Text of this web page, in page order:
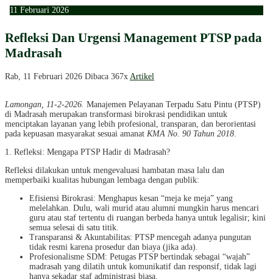
11 Februari 2026
Refleksi Dan Urgensi Management PTSP pada
Madrasah
Rab, 11 Februari 2026 Dibaca 367x Artikel
Lamongan, 11-2-2026. Manajemen Pelayanan Terpadu Satu Pintu (PTSP)
di Madrasah merupakan transformasi birokrasi pendidikan untuk
menciptakan layanan yang lebih profesional, transparan, dan berorientasi
pada kepuasan masyarakat sesuai amanat KMA No. 90 Tahun 2018
1. Refleksi: Mengapa PTSP Hadir di Madrasah?
Refleksi dilakukan untuk mengevaluasi hambatan masa lalu dan
memperbaiki kualitas hubungan lembaga dengan publik:
Efisiensi Birokrasi: Menghapus kesan “meja ke meja” yang
melelahkan. Dulu, wali murid atau alumni mungkin harus mencari
guru atau staf tertentu di ruangan berbeda hanya untuk legalisir; kini
semua selesai di satu titik.
Transparansi & Akuntabilitas: PTSP mencegah adanya pungutan
tidak resmi karena prosedur dan biaya (jika ada).
Profesionalisme SDM: Petugas PTSP bertindak sebagai “wajah”
madrasah yang dilatih untuk komunikatif dan responsif, tidak lagi
hanya sekadar staf administrasi biasa.